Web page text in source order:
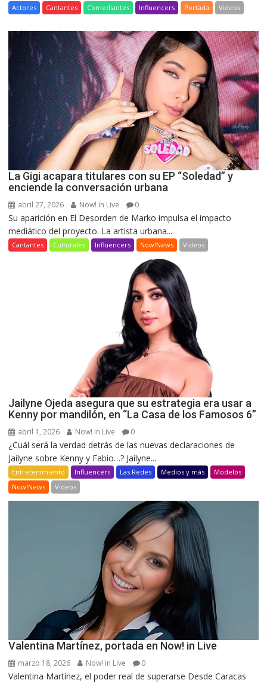
Actores Cantantes Comediantes Influencers Portada Videos
La Gigi acapara titulares con su EP “Soledad” y
enciende la conversación urbana
abril 27, 2026 Now! in Live 0
Su aparición en El Desorden de Marko impulsa el impacto
mediático del proyecto. La artista urbana...
Cantantes Culturales Influencers Now!News Videos
Jailyne Ojeda asegura que su estrategia era usar a
Kenny por mandilón, en “La Casa de los Famosos 6”
abril 1, 2026 Now! in Live 0
¿Cuál será la verdad detrás de las nuevas declaraciones de
Jailyne sobre Kenny y Fabio…? Jailyne...
Entretenimiento Influencers Las Redes Medios y más
Modelos
Now!News
Videos
Valentina Martínez, portada en Now! in Live
marzo 18, 2026 Now! in Live 0
Valentina Martínez, el poder real de superarse Desde Caracas